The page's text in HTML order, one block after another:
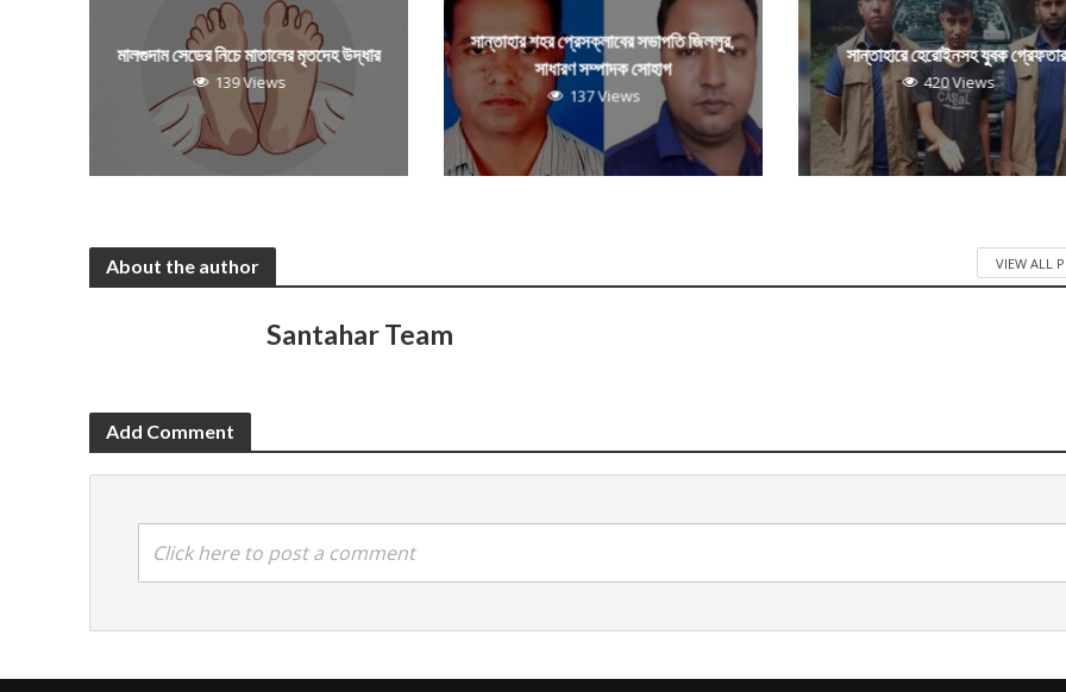
মালগুদাম সেডের নিচে মাতালের মৃতদেহ উদ্ধার
139 Views
সান্তাহার শহর প্রেসক্লাবের সভাপতি জিললুর,
সাধারণ সম্পাদক সোহাগ
137 Views
সান্তাহারে হেরোইনসহ যুবক গ্রেফতার
420 Views
About the author VIEW ALL
Santahar Team
Add Comment
Click here to post a comment